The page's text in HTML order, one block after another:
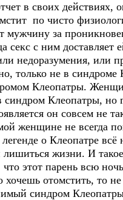
в своих действиях,
по чисто
мужчину за
секс с ним
недоразумения,
только не в
Клеопатры.
Клеопатры, но
он совсем не
женщине не всегда
легенде о Клеопатре
лишиться жизни. И
этот парень всю
отомстить, то
синдром